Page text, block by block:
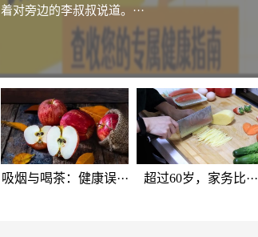
着对旁边的李叔叔说道。···
吸烟与喝茶：健康误··· 超过60岁，家务比···